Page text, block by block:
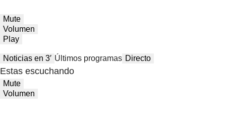
Mute
Volumen
Play
Noticias en 3′ Últimos programas Directo
Estas escuchando
Mute
Volumen